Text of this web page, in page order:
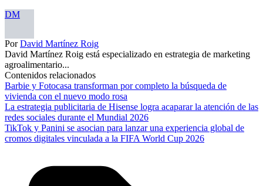
DM
PorDavid Martínez Roig
David Martínez Roig está especializado en estrategia de marketing
agroalimentario...
Contenidos relacionados
Barbie y Fotocasa transforman por completo la búsqueda de
vivienda con el nuevo modo rosa
La estrategia publicitaria de Hisense logra acaparar la atención de las
redes sociales durante el Mundial 2026
TikTok y Panini se asocian para lanzar una experiencia global de
cromos digitales vinculada a la FIFA World Cup 2026